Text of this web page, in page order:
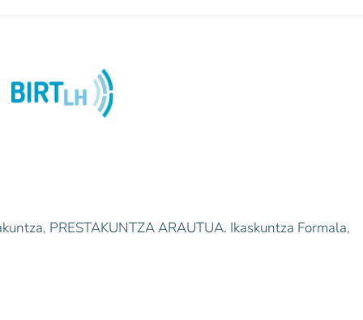
, PRESTAKUNTZA ARAUTUA. Ikaskuntza Formala,